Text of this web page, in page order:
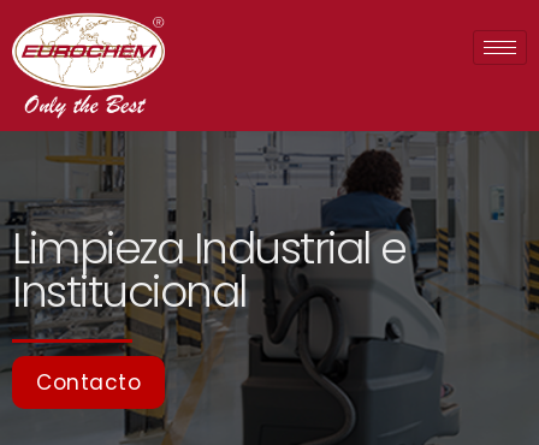
Limpieza Industrial e
Institucional
Contacto